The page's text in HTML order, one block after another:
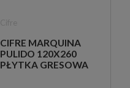
CIFRE MARQUINA
PULIDO 120X260
PŁYTKA GRESOWA